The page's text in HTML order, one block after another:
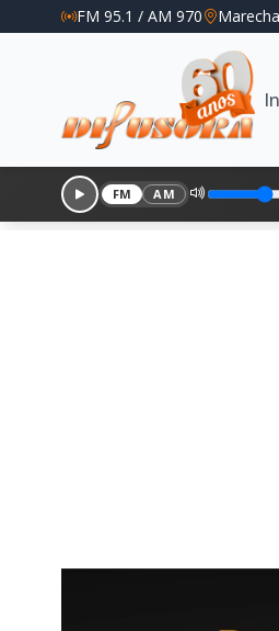
FM 95.1 / AM 970
FM AM